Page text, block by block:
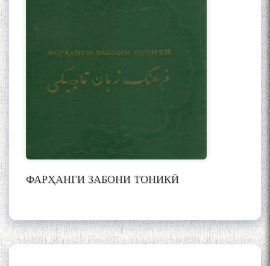
ФАРҲАНГИ ЗАБОНИ ТОНИКӢ
Сайри Дарвоз бо Мӯъмин
Қаноат: Чанор ҳам "гап"
АКАДЕМИЯИ МИЛЛИИ
ИЛМҲОИ ТОҶИКИСТОН